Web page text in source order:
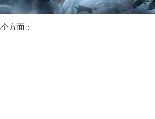
方面：